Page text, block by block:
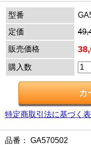
型番
定価
販売価格
購入数
特定商取引法に基づく
品番： GA570502